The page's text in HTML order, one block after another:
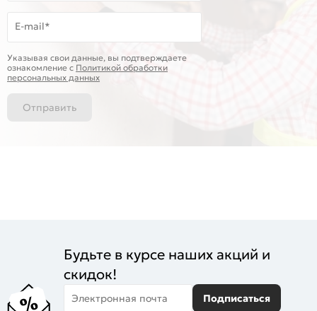
E-mail*
Указывая свои данные, вы подтверждаете
ознакомление c Политикой обработки
персональных данных
Отправить
Будьте в курсе наших акций и
скидок!
Электронная почта Подписаться